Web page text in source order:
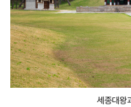
세종대왕